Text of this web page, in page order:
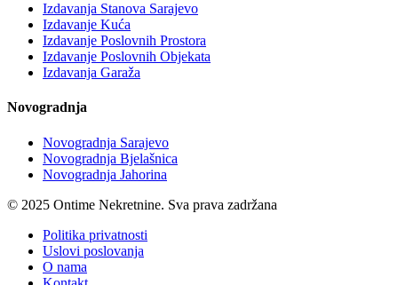
Izdavanja Stanova Sarajevo
Izdavanje Kuća
Izdavanje Poslovnih Prostora
Izdavanje Poslovnih Objekata
Izdavanja Garaža
Novogradnja
Novogradnja Sarajevo
Novogradnja Bjelašnica
Novogradnja Jahorina
© 2025 Ontime Nekretnine. Sva prava zadržana
Politika privatnosti
Uslovi poslovanja
O nama